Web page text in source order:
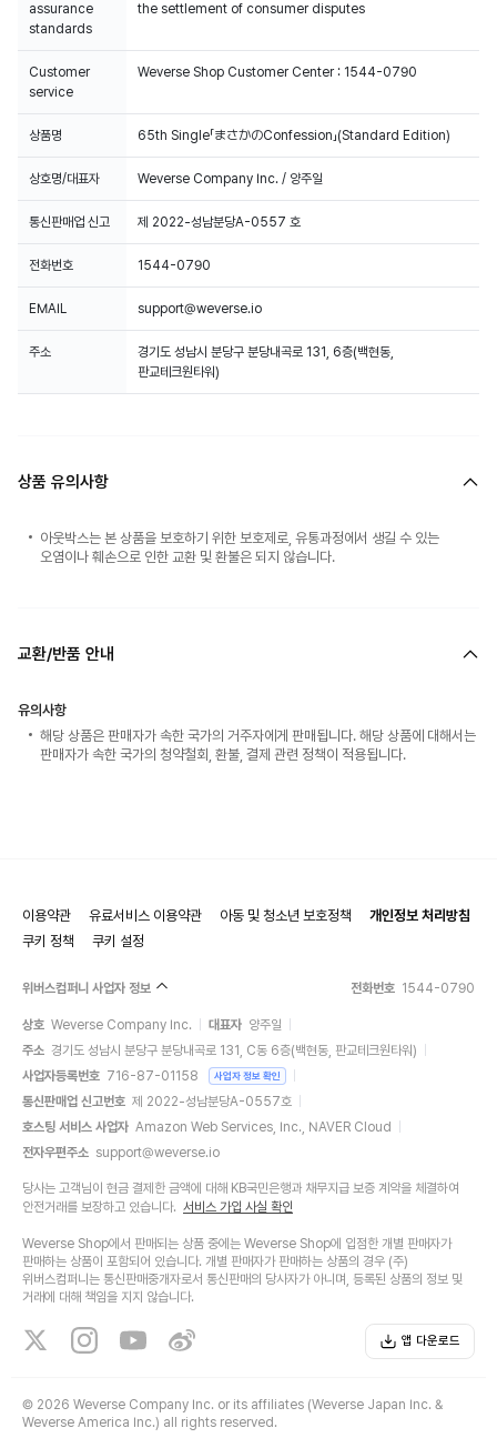
assurance
standards
the settlement of consumer disputes
Customer
service
Weverse Shop Customer Center : 1544-0790
상품명 65th Single「まさかのConfession」(Standard Edition)
상호명/대표자 Weverse Company Inc. / 양주일
통신판매업 신고 제 2022-성남분당A-0557 호
전화번호 1544-0790
EMAIL support@weverse.io
주소
경기도 성남시 분당구 분당내곡로 131, 6층(백현동,
판교테크원타워)
상품 유의사항
아웃박스는 본 상품을 보호하기 위한 보호제로, 유통과정에서 생길 수 있는
오염이나 훼손으로 인한 교환 및 환불은 되지 않습니다.
교환/반품 안내
유의사항
해당 상품은 판매자가 속한 국가의 거주자에게 판매됩니다. 해당 상품에 대해서는
판매자가 속한 국가의 청약철회, 환불, 결제 관련 정책이 적용됩니다.
이용약관 유료서비스 이용약관 아동 및 청소년 보호정책
개인정보 처리방침
쿠키 정책
쿠키 설정
위버스컴퍼니 사업자 정보 전화번호 1544-0790
상호 Weverse Company Inc. 대표자 양주일
주소 경기도 성남시 분당구 분당내곡로 131, C동 6층(백현동, 판교테크원타워)
사업자등록번호 716-87-01158 사업자 정보 확인
통신판매업 신고번호 제 2022-성남분당A-0557호
호스팅 서비스 사업자 Amazon Web Services, Inc., NAVER Cloud
전자우편주소 support@weverse.io
당사는 고객님이 현금 결제한 금액에 대해 KB국민은행과 채무지급 보증 계약을 체결하여
안전거래를 보장하고 있습니다. 서비스 가입 사실 확인
Weverse Shop에서 판매되는 상품 중에는 Weverse Shop에 입점한 개별 판매자가
판매하는 상품이 포함되어 있습니다. 개별 판매자가 판매하는 상품의 경우 (주)
위버스컴퍼니는 통신판매중개자로서 통신판매의 당사자가 아니며, 등록된 상품의 정보 및
거래에 대해 책임을 지지 않습니다.
앱 다운로드
© 2026 Weverse Company Inc. or its affiliates (Weverse Japan Inc. &
Weverse America Inc.) all rights reserved.